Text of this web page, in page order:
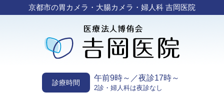
京都市の胃カメラ・大腸カメラ・婦人科 吉岡医院
診療時間
午前9時～／夜診17時～
2診・婦人科は夜診なし